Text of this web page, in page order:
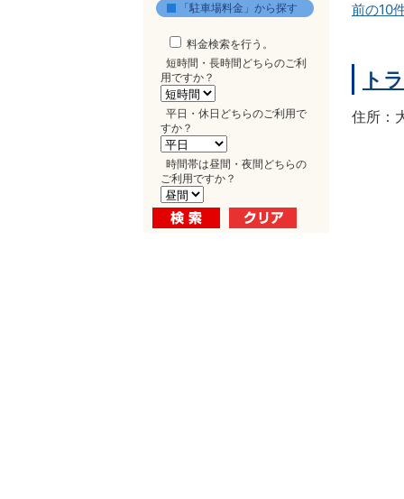
「駐車場料金」から探す
料金検索を行う。
短時間・長時間どちらのご利
用ですか？
平日・休日どちらのご利用で
すか？
時間帯は昼間・夜間どちらの
ご利用ですか？
前の10
ト
住所：